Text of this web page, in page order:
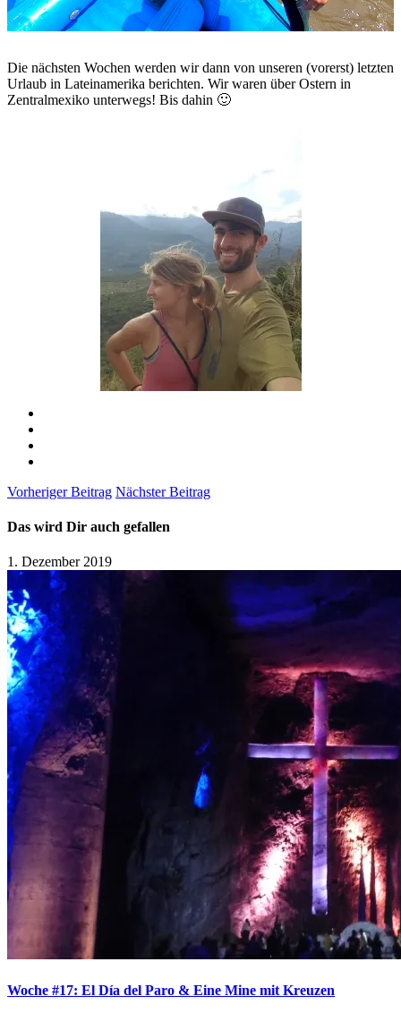
Die nächsten Wochen werden wir dann von unseren (vorerst) letzten
Urlaub in Lateinamerika berichten. Wir waren über Ostern in
Zentralmexiko unterwegs! Bis dahin 🙂
Vorheriger Beitrag Nächster Beitrag
Das wird Dir auch gefallen
1. Dezember 2019
Woche #17: El Día del Paro & Eine Mine mit Kreuzen